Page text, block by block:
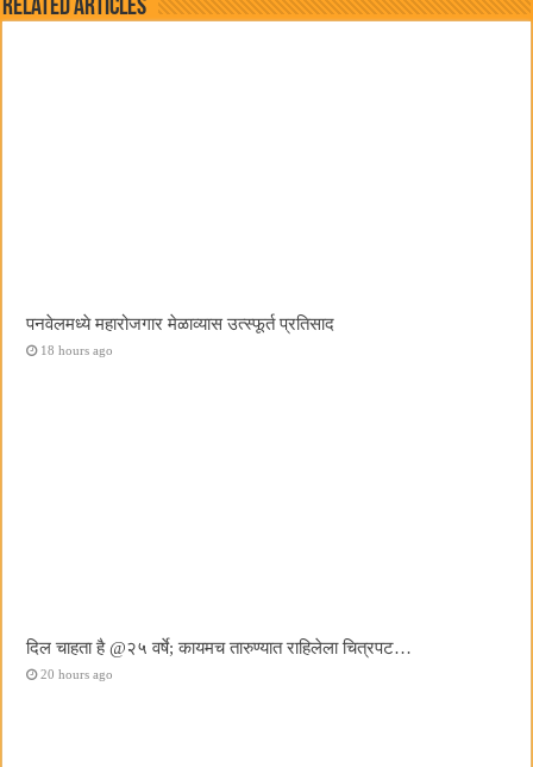
Related Articles
पनवेलमध्ये महारोजगार मेळाव्यास उत्स्फूर्त प्रतिसाद
18 hours ago
दिल चाहता है @२५ वर्षे; कायमच तारुण्यात राहिलेला चित्रपट…
20 hours ago